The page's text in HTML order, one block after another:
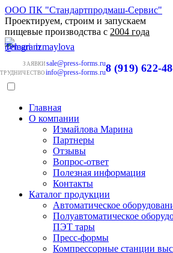
ООО ПК "Стандартпродмаш-Сервис"
Проектируем, строим и запускаем
пищевые производства с 2004 года
ЗАЯВКИ sale@press-forms.ru
info@press-forms.ru8 (919) 622-
Главная
О компании
Измайлова Марина
Партнеры
Отзывы
Вопрос-ответ
Полезная информация
Контакты
Каталог продукции
Автоматическое
Полуавтоматическое
ПЭТ тары
Пресс-формы
Компрессорные станции